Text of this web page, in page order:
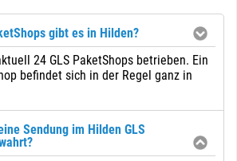
gibt es in Hilden?
24 GLS PaketShops betrieben. Ein
befindet sich in der Regel ganz in
Sendung im Hilden GLS